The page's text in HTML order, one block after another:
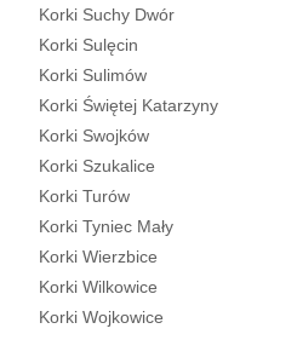
Korki Suchy Dwór
Korki Sulęcin
Korki Sulimów
Korki Świętej Katarzyny
Korki Swojków
Korki Szukalice
Korki Turów
Korki Tyniec Mały
Korki Wierzbice
Korki Wilkowice
Korki Wojkowice